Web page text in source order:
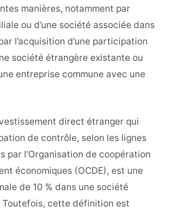
manières, notamment par
ou d’une société associée dans
l’acquisition d’une participation
société étrangère existante ou
entreprise commune avec une
direct étranger qui
de contrôle, selon les lignes
par l’Organisation de coopération
économiques (OCDE), est une
de 10 % dans une société
Toutefois, cette définition est